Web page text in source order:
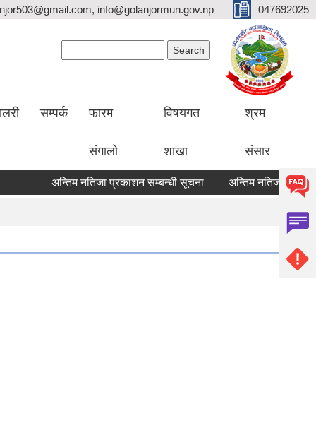
info@golanjormun.gov.np 047692025
सम्पर्क फारम
संगालो
विषयगत
शाखा
श्रम
संसार
अन्तिम नतिजा प्रकाशन सम्बन्धी सूचना अन्तिम नतिजा प्रकाशन